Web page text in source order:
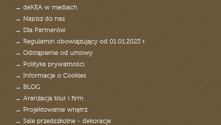
→ deKEA w mediach
→ Napisz do nas
→ Dla Partnerów
→ Regulamin obowiązujący od 01.01.2023 r.
→ Odstąpienie od umowy
→ Polityka prywatności
→ Informacje o Cookies
→ BLOG
→ Aranżacja biur i firm
→ Projektowanie wnętrz
→ Sale przedszkolne - dekoracje